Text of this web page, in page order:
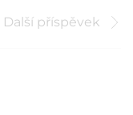
Další příspěvek